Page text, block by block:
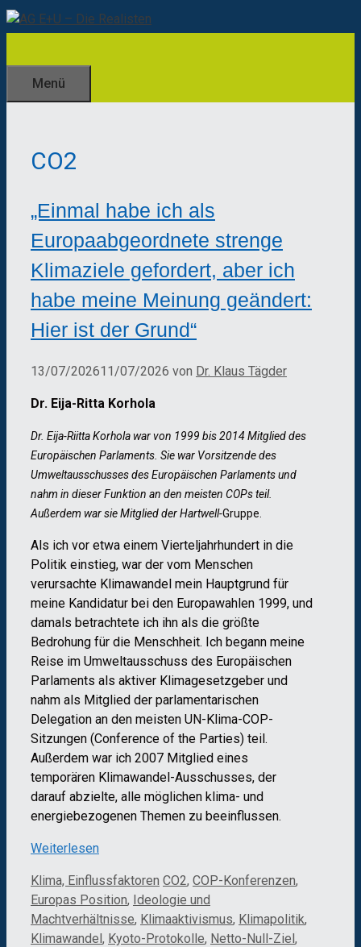
Zum
Inhalt
Menü
CO2
„Einmal habe ich als
Europaabgeordnete strenge
Klimaziele gefordert, aber ich
habe meine Meinung geändert:
Hier ist der Grund“
13/07/202611/07/2026 von Dr. Klaus Tägder
Dr. Eija-Ritta Korhola
Dr. Eija-Riitta Korhola war von 1999 bis 2014 Mitglied des
Europäischen Parlaments. Sie war Vorsitzende des
Umweltausschusses des Europäischen Parlaments und
nahm in dieser Funktion an den meisten COPs teil.
Außerdem war sie Mitglied der Hartwell-Gruppe.
Als ich vor etwa einem Vierteljahrhundert in die
Politik einstieg, war der vom Menschen
verursachte Klimawandel mein Hauptgrund für
meine Kandidatur bei den Europawahlen 1999, und
damals betrachtete ich ihn als die größte
Bedrohung für die Menschheit. Ich begann meine
Reise im Umweltausschuss des Europäischen
Parlaments als aktiver Klimagesetzgeber und
nahm als Mitglied der parlamentarischen
Delegation an den meisten UN-Klima-COP-
Sitzungen (Conference of the Parties) teil.
Außerdem war ich 2007 Mitglied eines
temporären Klimawandel-Ausschusses, der
darauf abzielte, alle möglichen klima- und
energiebezogenen Themen zu beeinflussen.
Weiterlesen
Kategorien
Klima, Einflussfaktoren Schlagwörter
CO2, COP-Konferenzen,
Europas Position, Ideologie und
Machtverhältnisse, Klimaaktivismus, Klimapolitik,
Klimawandel, Kyoto-Protokolle, Netto-Null-Ziel,